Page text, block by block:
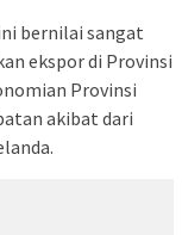
bernilai sangat
ekspor di Provinsi
Provinsi
akibat dari